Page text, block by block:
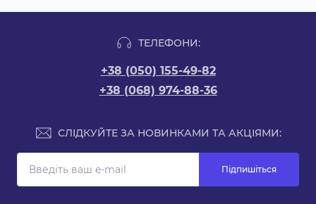
ТЕЛЕФОНИ:
+38 (050) 155-49-82
+38 (068) 974-88-36
СЛІДКУЙТЕ ЗА НОВИНКАМИ ТА АКЦІЯМИ:
Підпишіться